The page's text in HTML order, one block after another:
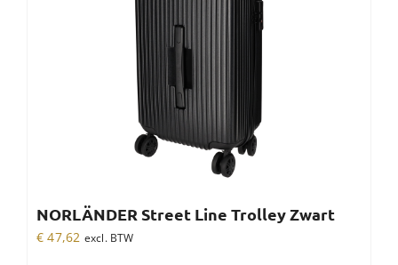
NORLÄNDER Street Line Trolley Zwart
€ 47,62 excl. BTW